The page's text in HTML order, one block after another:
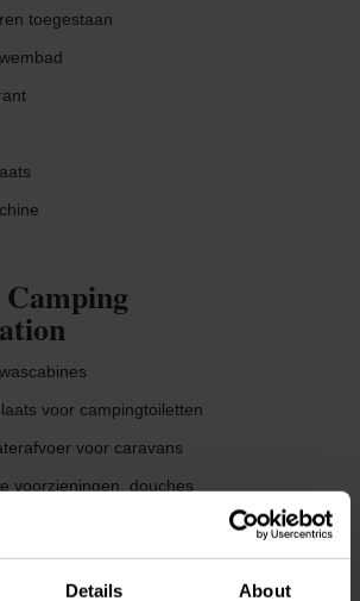
Details About
toegestaan
Camping
voor campingtoiletten
voor caravans
voorzieningen, douches
plaatsen